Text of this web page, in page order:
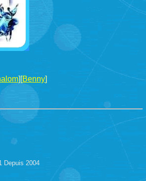
][Benny]
Depuis 2004